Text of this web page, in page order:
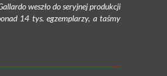
weszło do seryjnej produkcji
14 tys. egzemplarzy, a taśmy